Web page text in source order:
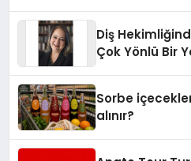
Diş
Çok Yönlü Bir
Sorbe
alınır?